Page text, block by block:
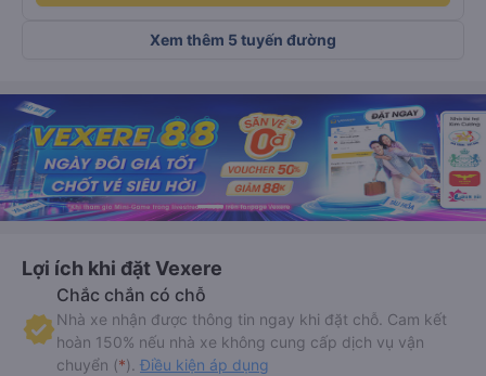
Xem thêm 5 tuyến đường
Lợi ích khi đặt Vexere
Chắc chắn có chỗ
Nhà xe nhận được thông tin ngay khi đặt chỗ. Cam kết
hoàn 150% nếu nhà xe không cung cấp dịch vụ vận
chuyển (*). Điều kiện áp dụng